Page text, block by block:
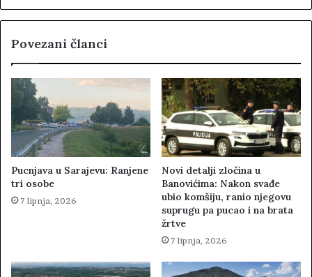
Povezani članci
Pucnjava u Sarajevu: Ranjene
tri osobe
7 lipnja, 2026
Novi detalji zločina u
Banovićima: Nakon svađe
ubio komšiju, ranio njegovu
suprugu pa pucao i na brata
žrtve
7 lipnja, 2026